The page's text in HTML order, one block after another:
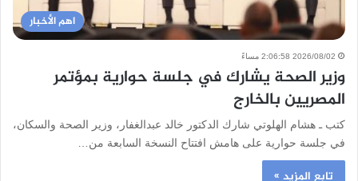
اهم الأخبار
2026/08/02 2:06:58 مساءً
وزير الصحة يشارك في جلسة حوارية بمؤتمر
المصريين بالخارج
كتب ـ هشام الهلوتي شارك الدكتور خالد عبدالغفار، وزير الصحة والسكان،
في جلسة حوارية على هامش افتتاح النسخة السابعة من…
تابع المزيد »